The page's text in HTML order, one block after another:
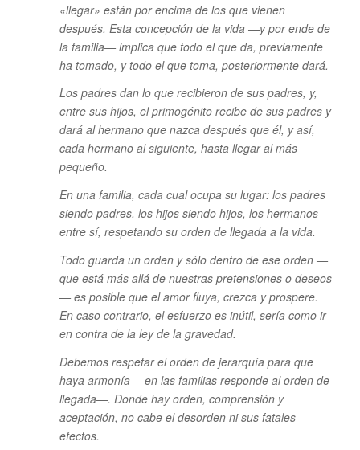
«llegar» están por encima de los que vienen
después. Esta concepción de la vida —y por ende de
la familia— implica que todo el que da, previamente
ha tomado, y todo el que toma, posteriormente dará.
Los padres dan lo que recibieron de sus padres, y,
entre sus hijos, el primogénito recibe de sus padres y
dará al hermano que nazca después que él, y así,
cada hermano al siguiente, hasta llegar al más
pequeño.
En una familia, cada cual ocupa su lugar: los padres
siendo padres, los hijos siendo hijos, los hermanos
entre sí, respetando su orden de llegada a la vida.
Todo guarda un orden y sólo dentro de ese orden —
que está más allá de nuestras pretensiones o deseos
— es posible que el amor fluya, crezca y prospere.
En caso contrario, el esfuerzo es inútil, sería como ir
en contra de la ley de la gravedad.
Debemos respetar el orden de jerarquía para que
haya armonía —en las familias responde al orden de
llegada—. Donde hay orden, comprensión y
aceptación, no cabe el desorden ni sus fatales
efectos.